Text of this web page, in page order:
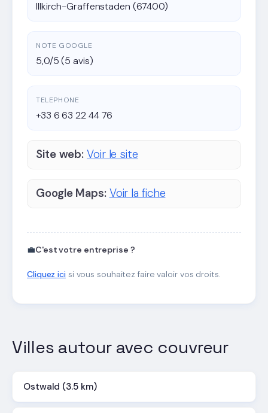
Illkirch-Graffenstaden (67400)
NOTE GOOGLE
5,0/5 (5 avis)
TELEPHONE
+33 6 63 22 44 76
Site web: Voir le site
Google Maps: Voir la fiche
💼C'est votre entreprise ?
Cliquez icisi vous souhaitez faire valoir vos droits.
Villes autour avec couvreur
Ostwald (3.5 km)